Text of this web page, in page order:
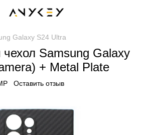
Galaxy S24 Ultra
Samsung Galaxy
+ Metal Plate
Оставить отзыв